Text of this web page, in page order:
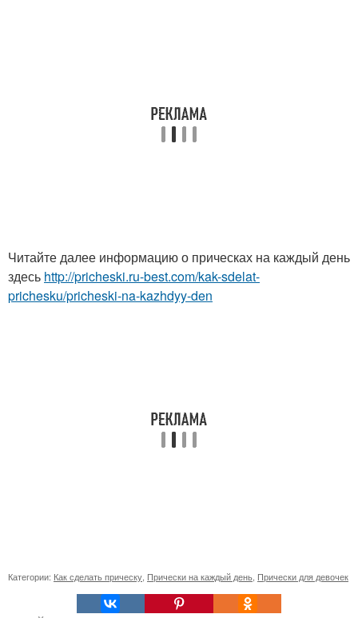
Читайте далее информацию о прическах на каждый день
здесь http://pricheski.ru-best.com/kak-sdelat-
prichesku/pricheski-na-kazhdyy-den
Категории: Как сделать прическу Прически на каждый день Прически для девочек